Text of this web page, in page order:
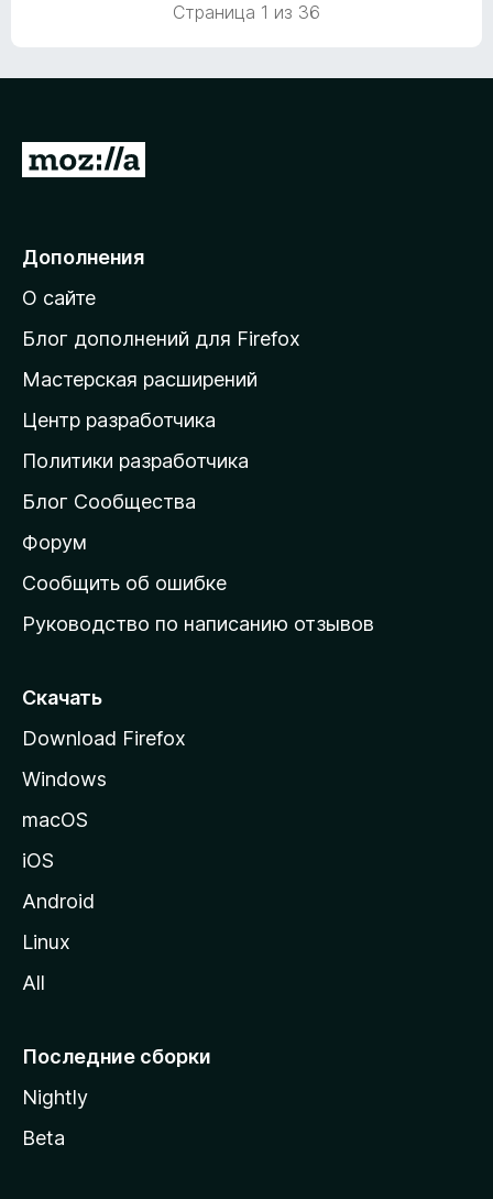
Страница 1 из 36
П
е
й
т
и
а
д
о
а
ш
н
ю
т
а
н
у
M
i
l
Дополнения
О сайте
Блог дополнений для Firefox
Мастерская расширений
Центр разработчика
Политики разработчика
Блог Сообщества
Форум
Сообщить об ошибке
Руководство по написанию отзывов
Скачать
Download Firefox
Windows
macOS
iOS
Android
Linux
All
Последние сборки
Nightly
Beta